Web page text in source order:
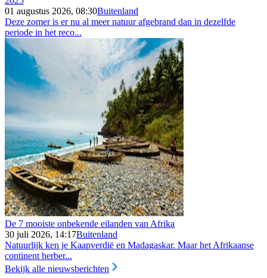
01 augustus 2026, 08:30Buitenland
Deze zomer is er nu al meer natuur afgebrand dan in dezelfde
periode in het reco...
De 7 mooiste onbekende eilanden van Afrika
30 juli 2026, 14:17Buitenland
Natuurlijk ken je Kaapverdië en Madagaskar. Maar het Afrikaanse
continent herber...
Bekijk alle nieuwsberichten